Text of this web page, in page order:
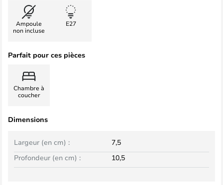
Ampoule
non incluse
E27
Parfait pour ces pièces
Chambre à
coucher
Dimensions
Largeur (en cm) :
7,5
Profondeur (en cm) :
10,5